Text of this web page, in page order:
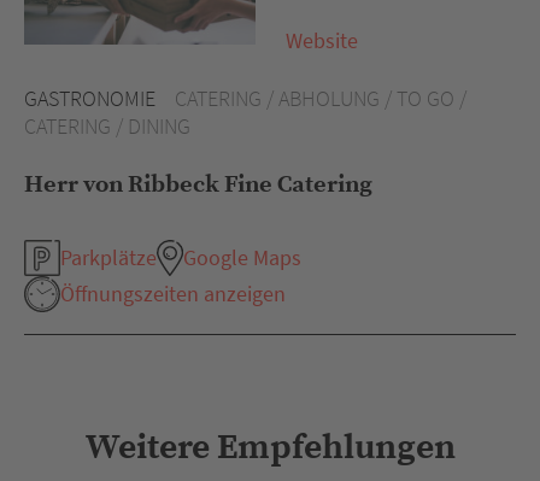
GASTRONOMIE
CATERING / ABHOLUNG / TO GO /
CATERING / DINING
Herr von Ribbeck Fine Catering
Parkplätze
Google Maps
Öffnungszeiten anzeigen
Website
Weitere Empfehlungen